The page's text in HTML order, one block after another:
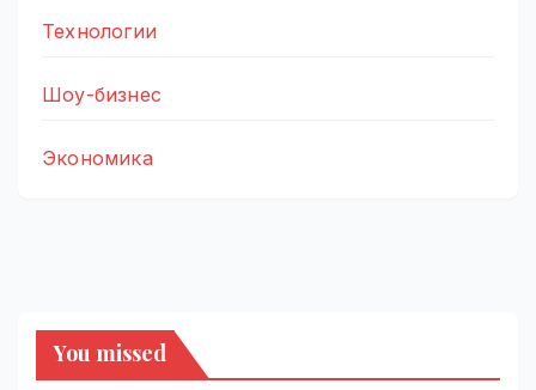
Технологии
Шоу-бизнес
Экономика
You missed